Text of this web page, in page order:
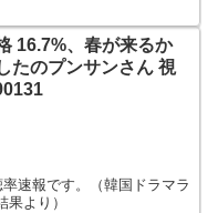
16.7%、春が来るか
たのプンサンさん 視
速報です。（韓国ドラマラ
より）